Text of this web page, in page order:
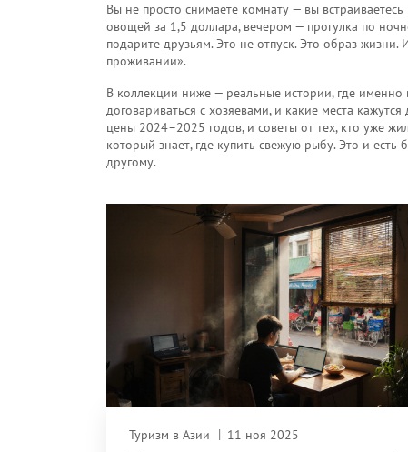
Вы не просто снимаете комнату — вы
овощей за 1,5 доллара, вечером — прогулка по
подарите друзьям. Это не отпуск. Это образ
проживании».
В коллекции ниже — реальные истории, где
договариваться с хозяевами, и какие места
цены 2024–2025 годов, и советы от тех, кто уже
который знает, где купить свежую рыбу. Это и
другому.
Туризм в Азии 11 ноя 2025